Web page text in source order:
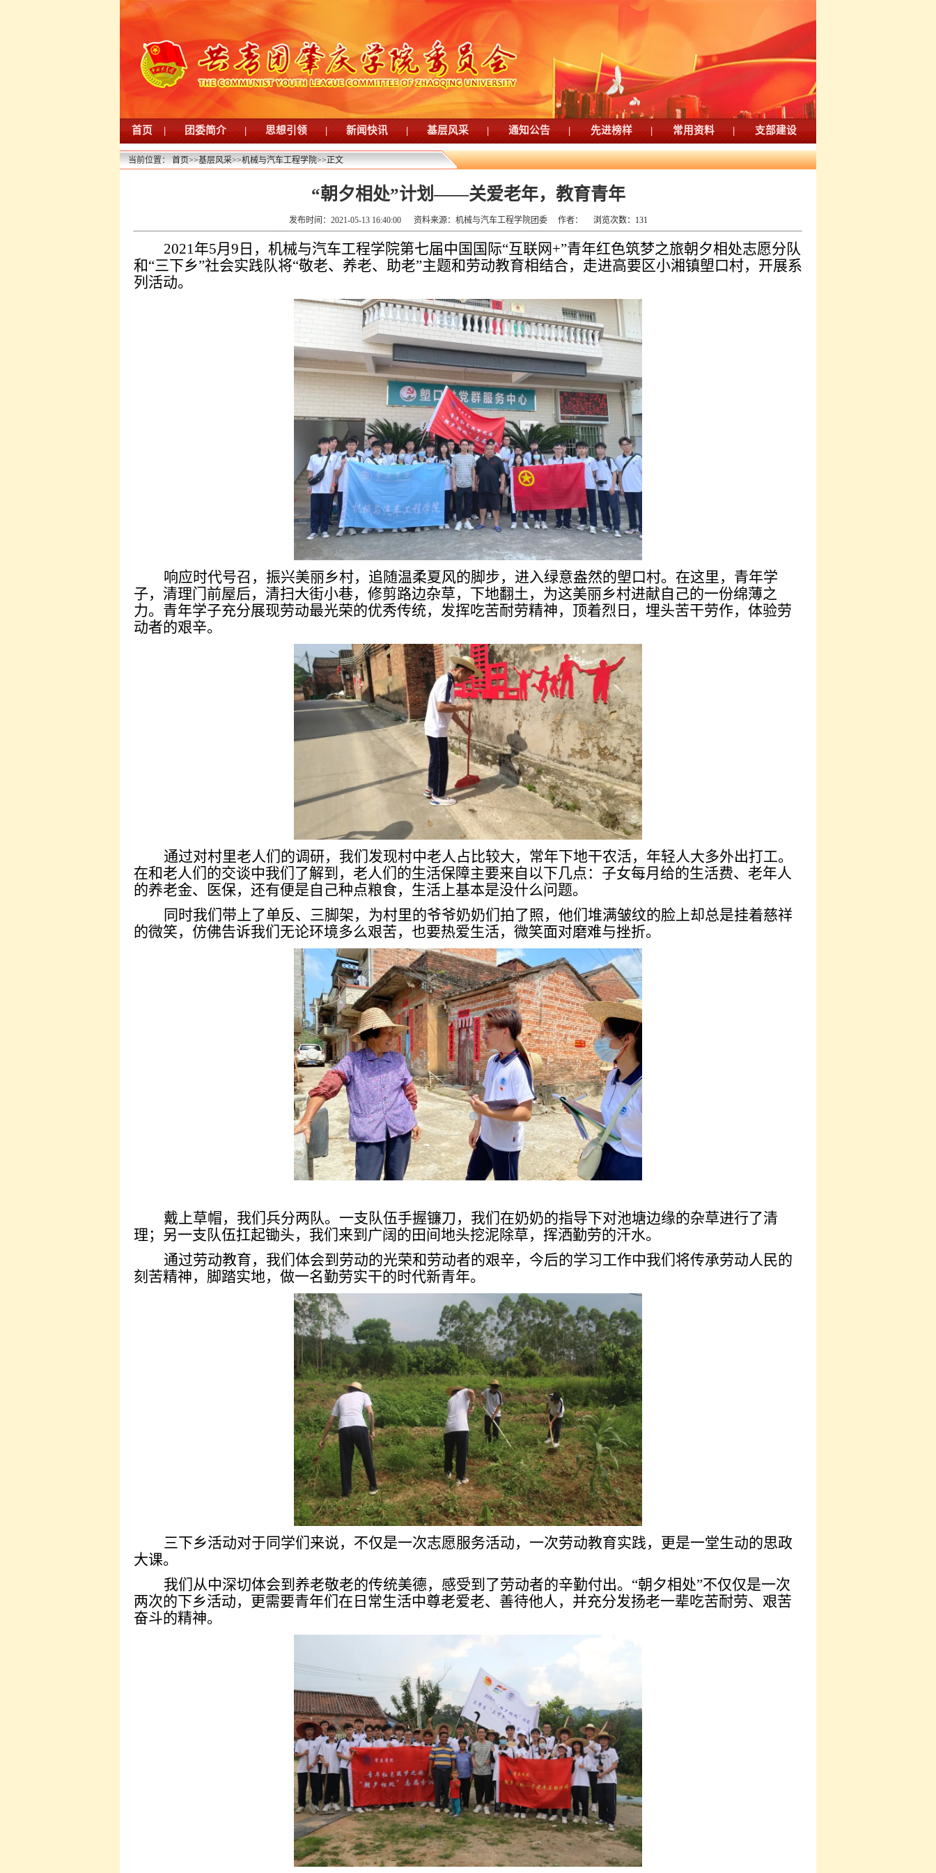
首页 | 团委简介 | 思想引领 | 新闻快讯 | 基层风采 | 通知公告 | 先进榜样 | 常用资料 | 支部建设
当前位置：首页>>基层风采>>机械与汽车工程学院>>正文
“朝夕相处”计划——关爱老年，教育青年
发布时间：2021-05-13 16:40:00 资料来源：机械与汽车工程学院团委 作者： 浏览次数： 131
2021年5月 9 日，机械与汽车工程学院第七届中国国际“互联网+”青年红色筑梦之旅朝夕相处志愿分队
和“三下乡”社会实践队将“敬老、养老、助老”主题和劳动教育相结合，走进高要区小湘镇塱口村，开展系
列活动。
响应时代号召，振兴美丽乡村，追随温柔夏风的脚步，进入绿意盎然的塱口村。在这里，青年学
子，清理门前屋后，清扫大街小巷，修剪路边杂草，下地翻土，为这美丽乡村进献自己的一份绵薄之
力。青年学子充分展现劳动最光荣的优秀传统，发挥吃苦耐劳精神，顶着烈日，埋头苦干劳作，体验劳
动者的艰辛。
通过对村里老人们的调研，我们发现村中老人占比较大，常年下地干农活，年轻人大多外出打工。
在和老人们的交谈中我们了解到，老人们的生活保障主要来自以下几点：子女每月给的生活费、老年人
的养老金、医保，还有便是自己种点粮食，生活上基本是没什么问题。
同时我们带上了单反、三脚架，为村里的爷爷奶奶们拍了照，他们堆满皱纹的脸上却总是挂着慈祥
的微笑，仿佛告诉我们无论环境多么艰苦，也要热爱生活，微笑面对磨难与挫折。
戴上草帽，我们兵分两队。一支队伍手握镰刀，我们在奶奶的指导下对池塘边缘的杂草进行了清
理；另一支队伍扛起锄头，我们来到广阔的田间地头挖泥除草，挥洒勤劳的汗水。
通过劳动教育，我们体会到劳动的光荣和劳动者的艰辛，今后的学习工作中我们将传承劳动人民的
刻苦精神，脚踏实地，做一名勤劳实干的时代新青年。
三下乡活动对于同学们来说，不仅是一次志愿服务活动，一次劳动教育实践，更是一堂生动的思政
大课。
我们从中深切体会到养老敬老的传统美德，感受到了劳动者的辛勤付出。“朝夕相处”不仅仅是一次
两次的下乡活动，更需要青年们在日常生活中尊老爱老、善待他人，并充分发扬老一辈吃苦耐劳、艰苦
奋斗的精神。